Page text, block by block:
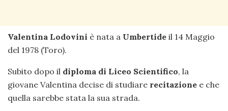
Valentina Lodovini è nata a Umbertide il 14 Maggio
del 1978 (Toro).
Subito dopo il diploma di Liceo Scientifico, la
giovane Valentina decise di studiare recitazione e che
quella sarebbe stata la sua strada.